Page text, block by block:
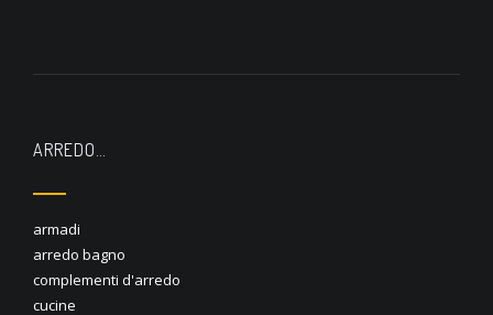
ARREDO…
armadi
arredo bagno
complementi d'arredo
cucine